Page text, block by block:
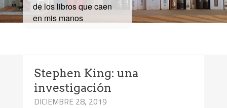
de los libros que caen
en mis manos
Stephen King: una
investigación
DICIEMBRE 28, 2019